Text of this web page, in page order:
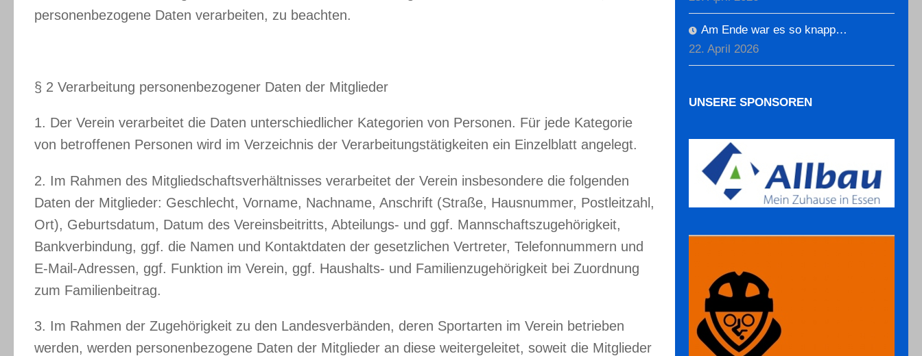
personenbezogene Daten verarbeiten, zu beachten.
§ 2 Verarbeitung personenbezogener Daten der Mitglieder
1. Der Verein verarbeitet die Daten unterschiedlicher Kategorien von Personen. Für jede Kategorie
von betroffenen Personen wird im Verzeichnis der Verarbeitungstätigkeiten ein Einzelblatt angelegt.
2. Im Rahmen des Mitgliedschaftsverhältnisses verarbeitet der Verein insbesondere die folgenden
Daten der Mitglieder: Geschlecht, Vorname, Nachname, Anschrift (Straße, Hausnummer, Postleitzahl,
Ort), Geburtsdatum, Datum des Vereinsbeitritts, Abteilungs- und ggf. Mannschaftszugehörigkeit,
Bankverbindung, ggf. die Namen und Kontaktdaten der gesetzlichen Vertreter, Telefonnummern und
E-Mail-Adressen, ggf. Funktion im Verein, ggf. Haushalts- und Familienzugehörigkeit bei Zuordnung
zum Familienbeitrag.
3. Im Rahmen der Zugehörigkeit zu den Landesverbänden, deren Sportarten im Verein betrieben
werden, werden personenbezogene Daten der Mitglieder an diese weitergeleitet, soweit die Mitglieder
Am Ende war es so knapp…
22. April 2026
UNSERE SPONSOREN